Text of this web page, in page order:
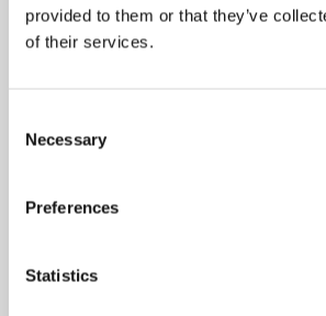
provided to them or that they’ve
of their services.
Selection
Necessary
Preferences
Statistics
Asiakaskuulumisia